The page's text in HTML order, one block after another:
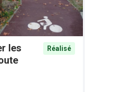
les
Réalisé